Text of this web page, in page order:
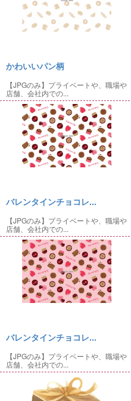
かわいいパン柄
【JPGのみ】プライベートや、職場や
店舗、会社内での...
バレンタインチョコレ...
【JPGのみ】プライベートや、職場や
店舗、会社内での...
バレンタインチョコレ...
【JPGのみ】プライベートや、職場や
店舗、会社内での...